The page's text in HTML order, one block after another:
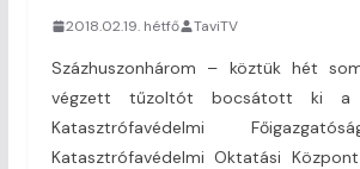
2018.02.19. hétfő TaviTV
Százhuszonhárom – köztük hét
végzett tűzoltót bocsátott ki a
Katasztrófavédelmi
Katasztrófavédelmi Oktatási